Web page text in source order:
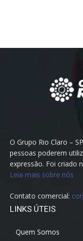
O Grupo Rio Claro –
pessoas poderem
expressão. Foi criado
Leia mais sobre nós
Contato comercial:
LINKS ÚTEIS
Quem Somos